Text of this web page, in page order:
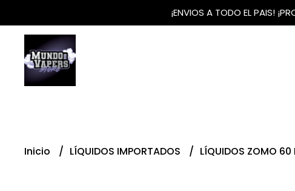
¡ENVIOS A TODO EL PAIS!
Inicio LÍQUIDOS IMPORTADOS LÍQUIDOS ZOMO 60